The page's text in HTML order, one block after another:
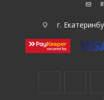
г.